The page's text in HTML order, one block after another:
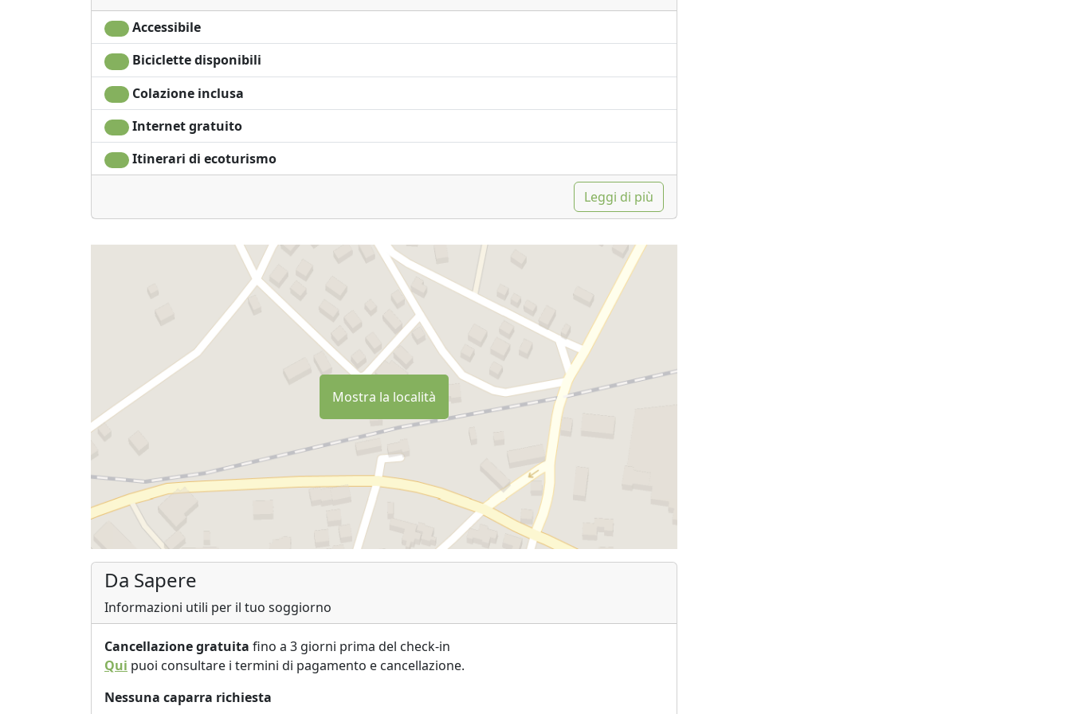
Accessibile
Biciclette disponibili
Colazione inclusa
Internet gratuito
Itinerari di ecoturismo
Leggi di più
Mostra la località
Da Sapere
Informazioni utili per il tuo soggiorno
Cancellazione gratuita fino a 3 giorni prima del check-in
Qui puoi consultare i termini di pagamento e cancellazione.
Nessuna caparra richiesta